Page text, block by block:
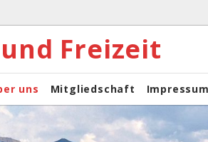
Freizeit
uns Mitgliedschaft Impressum